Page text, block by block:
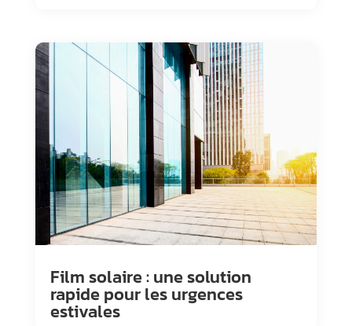
Film solaire : une solution
rapide pour les urgences
estivales